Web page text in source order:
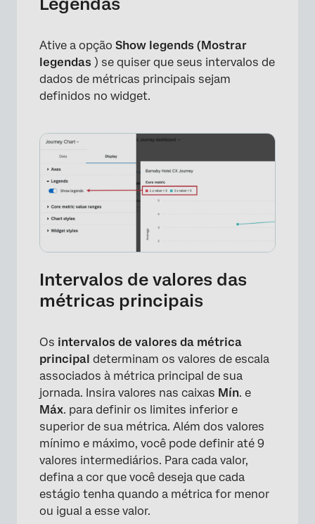
×
Ative a opção Show legends (Mostrar
legendas ) se quiser que seus intervalos de
dados de métricas principais sejam
definidos no widget.
Intervalos de valores das
métricas principais
Os intervalos de valores da métrica
principal determinam os valores de escala
associados à métrica principal de sua
jornada. Insira valores nas caixas Mín. e
Máx. para definir os limites inferior e
superior de sua métrica. Além dos valores
mínimo e máximo, você pode definir até 9
valores intermediários. Para cada valor,
defina a cor que você deseja que cada
estágio tenha quando a métrica for menor
ou igual a esse valor.